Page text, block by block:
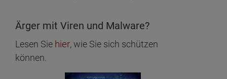
Ärger mit Viren und Malware?
Lesen Sie hier, wie Sie sich schützen
können.